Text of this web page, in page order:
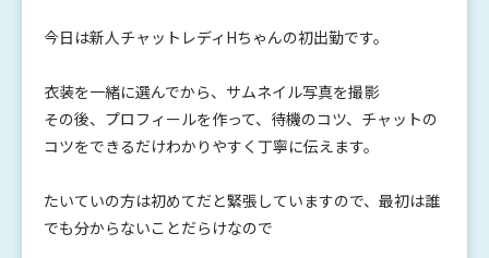
今日は新人チャットレディHちゃんの初出勤です。
衣装を一緒に選んでから、サムネイル写真を撮影
その後、プロフィールを作って、待機のコツ、チャットの
コツをできるだけわかりやすく丁寧に伝えます。
たいていの方は初めてだと緊張していますので、最初は誰
でも分からないことだらけなので